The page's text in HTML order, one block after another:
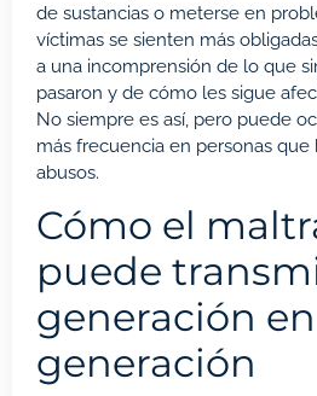
de sustancias o meterse en
víctimas se sienten más
a una incomprensión de lo que
pasaron y de cómo les sigue
No siempre es así, pero puede
más frecuencia en personas que
abusos.
Cómo el
puede
generación en
generación